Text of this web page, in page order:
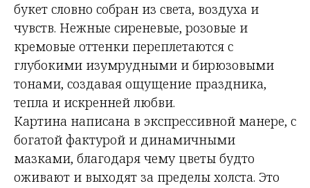
букет словно собран из света, воздуха и
чувств. Нежные сиреневые, розовые и
кремовые оттенки переплетаются с
глубокими изумрудными и бирюзовыми
тонами, создавая ощущение праздника,
тепла и искренней любви.
Картина написана в экспрессивной манере, с
богатой фактурой и динамичными
мазками, благодаря чему цветы будто
оживают и выходят за пределы холста. Это